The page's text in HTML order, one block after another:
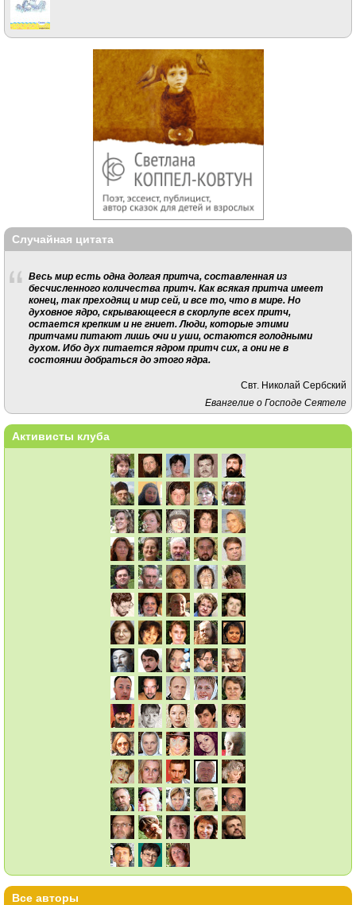
Случайная цитата
Весь мир есть одна долгая притча, составленная из
бесчисленного количества притч. Как всякая притча имеет
конец, так преходящ и мир сей, и все то, что в мире. Но
духовное ядро, скрывающееся в скорлупе всех притч,
остается крепким и не гниет. Люди, которые этими
притчами питают лишь очи и уши, остаются голодными
духом. Ибо дух питается ядром притч сих, а они не в
состоянии добраться до этого ядра.
Свт. Николай Сербский
Евангелие о Господе Сеятеле
Активисты клуба
Все авторы